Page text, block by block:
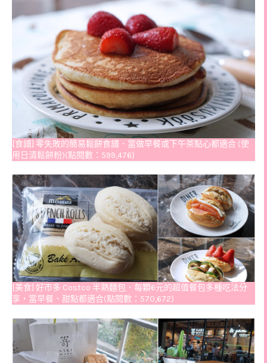
[食譜] 零失敗的簡易鬆餅食譜．當做早餐或下午茶點心都適合 (使
用日清鬆餅粉)(點閱數：599,476)
[美食] 好市多 Costco 半熟麵包．每顆6元的超值餐包多種吃法分
享，當早餐、甜點都適合(點閱數：570,672)